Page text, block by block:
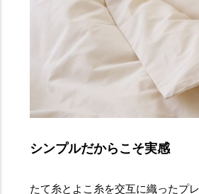
シンプルだからこそ実感
たて糸とよこ糸を交互に織ったプ